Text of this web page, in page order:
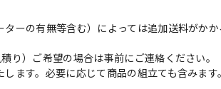
ーの有無等含む）によっては追加送料がかか
り）ご希望の場合は事前にご連絡ください。
ます。必要に応じて商品の組立ても含みます